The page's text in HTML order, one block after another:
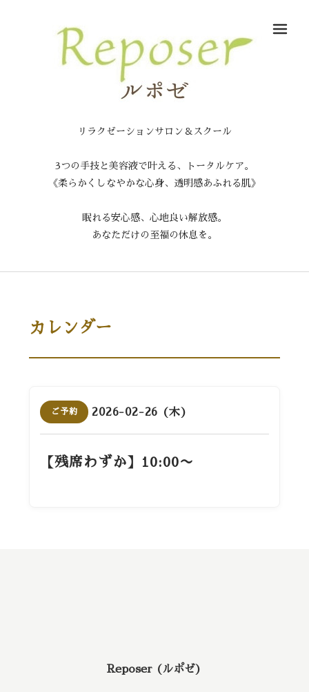
リラクゼーションサロン＆スクール
3つの手技と美容液で叶える、トータルケア。
《柔らかくしなやかな心身、透明感あふれる肌》
眠れる安心感、心地良い解放感。
あなただけの至福の休息を。
カレンダー
ご予約 2026-02-26 (木)
【残席わずか】10:00〜
Reposer (ルポゼ)